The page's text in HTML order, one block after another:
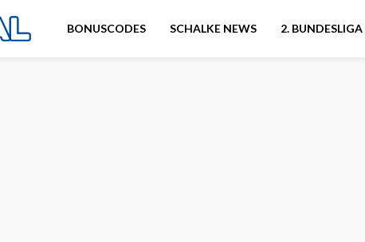
BONUSCODES SCHALKE NEWS 2. BUNDESLIGA